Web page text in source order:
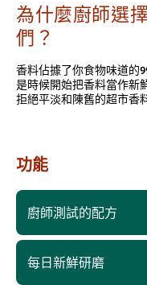
為什麼廚師選
們？
香料佔據了你食物味道的
是時候開始把香料當作新
拒絕平淡和陳舊的超市香
功能
廚師測試的配方
每日新鮮研磨